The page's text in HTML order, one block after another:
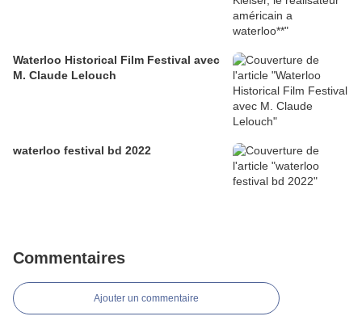
Waterloo Historical Film Festival avec
M. Claude Lelouch
waterloo festival bd 2022
Commentaires
Ajouter un commentaire